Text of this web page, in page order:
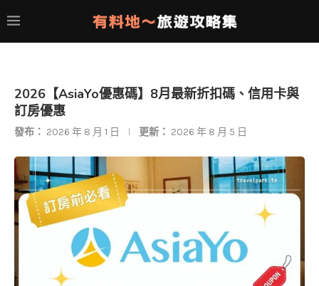
2026【AsiaYo優惠碼】8月最新折扣碼、信用卡與
訂房優惠
發布： 2026 年 8 月 1 日 更新： 2026 年 8 月 5 日